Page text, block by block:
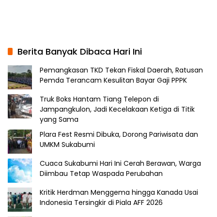
Berita Banyak Dibaca Hari Ini
Pemangkasan TKD Tekan Fiskal Daerah, Ratusan
Pemda Terancam Kesulitan Bayar Gaji PPPK
Truk Boks Hantam Tiang Telepon di
Jampangkulon, Jadi Kecelakaan Ketiga di Titik
yang Sama
Plara Fest Resmi Dibuka, Dorong Pariwisata dan
UMKM Sukabumi
Cuaca Sukabumi Hari Ini Cerah Berawan, Warga
Diimbau Tetap Waspada Perubahan
Kritik Herdman Menggema hingga Kanada Usai
Indonesia Tersingkir di Piala AFF 2026